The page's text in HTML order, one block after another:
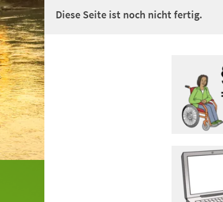
Diese Seite ist noch nicht fertig.